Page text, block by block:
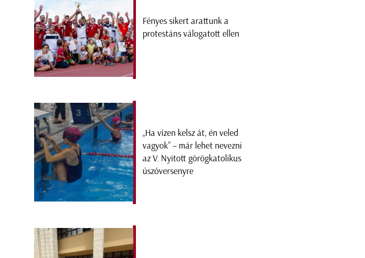
Fényes sikert arattunk a
protestáns válogatott ellen
„Ha vízen kelsz át, én veled
vagyok” – már lehet nevezni
az V. Nyitott görögkatolikus
úszóversenyre